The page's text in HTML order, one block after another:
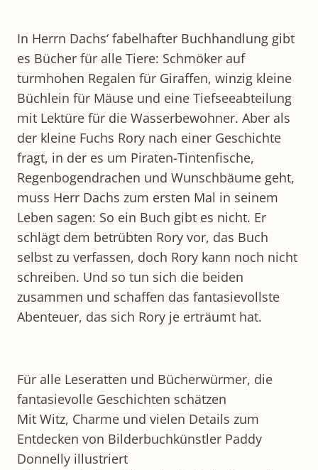
In Herrn Dachs‘ fabelhafter Buchhandlung gibt
es Bücher für alle Tiere: Schmöker auf
turmhohen Regalen für Giraffen, winzig kleine
Büchlein für Mäuse und eine Tiefseeabteilung
mit Lektüre für die Wasserbewohner. Aber als
der kleine Fuchs Rory nach einer Geschichte
fragt, in der es um Piraten-Tintenfische,
Regenbogendrachen und Wunschbäume geht,
muss Herr Dachs zum ersten Mal in seinem
Leben sagen: So ein Buch gibt es nicht. Er
schlägt dem betrübten Rory vor, das Buch
selbst zu verfassen, doch Rory kann noch nicht
schreiben. Und so tun sich die beiden
zusammen und schaffen das fantasievollste
Abenteuer, das sich Rory je erträumt hat.
Für alle Leseratten und Bücherwürmer, die
fantasievolle Geschichten schätzen
Mit Witz, Charme und vielen Details zum
Entdecken von Bilderbuchkünstler Paddy
Donnelly illustriert